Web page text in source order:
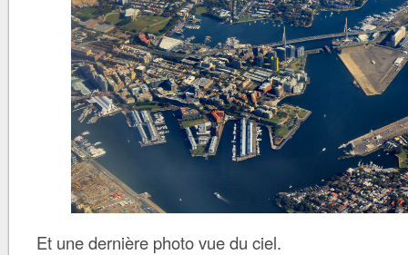
Et une dernière photo vue du ciel.